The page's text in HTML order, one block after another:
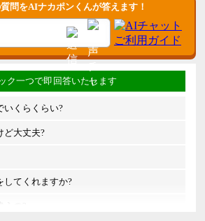
問をAIナカポンくんが答えます！
いくらくらい?
ど大丈夫?
してくれますか?
の?